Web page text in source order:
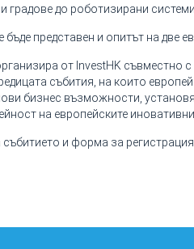
градове до роботизирани
бъде представен и опитът на две
от InvestHK съвместно
събития, на които
бизнес възможности,
на европейските
и форма за